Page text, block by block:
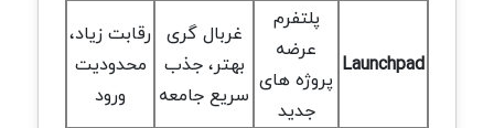
Launchpad
پلتفرم
عرضه
پروژه های
جدید
غربال گری
بهتر، جذب
سریع جامعه
رقابت زیاد،
محدودیت
ورود